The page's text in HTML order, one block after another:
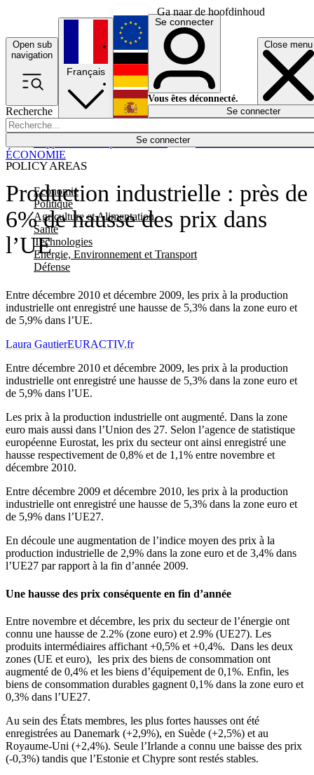
Ga naar de hoofdinhoud
Open sub
navigation
Close menu
Recherche
Se connecter
POLICY AREAS
Economie
Politique
Agriculture et Alimentation
Santé
Technologies
Energie, Environnement et Transport
Défense
Économie
Français
English
Deutsch
Español
Se connecter
Vous êtes déconnecté.
Se connecter
Production industrielle : près de
6% de hausse des prix dans
l’UE
Entre décembre 2010 et décembre 2009, les prix à la production
industrielle ont enregistré une hausse de 5,3% dans la zone euro et
de 5,9% dans l’UE.
ÉCONOMIE
Laura GautierEURACTIV.fr
Entre décembre 2010 et décembre 2009, les prix à la production
industrielle ont enregistré une hausse de 5,3% dans la zone euro et
de 5,9% dans l’UE.
Les prix à la production industrielle ont augmenté. Dans la zone
euro mais aussi dans l’Union des 27. Selon l’agence de statistique
européenne Eurostat, les prix du secteur ont ainsi enregistré une
hausse respectivement de 0,8% et de 1,1% entre novembre et
décembre 2010.
Entre décembre 2009 et décembre 2010, les prix à la production
industrielle ont enregistré une hausse de 5,3% dans la zone euro et
de 5,9% dans l’UE27.
En découle une augmentation de l’indice moyen des prix à la
production industrielle de 2,9% dans la zone euro et de 3,4% dans
l’UE27 par rapport à la fin d’année 2009.
Une hausse des prix conséquente en fin d’année
Entre novembre et décembre, les prix du secteur de l’énergie ont
connu une hausse de 2.2% (zone euro) et 2.9% (UE27). Les
produits intermédiaires affichant +0,5% et +0,4%. Dans les deux
zones (UE et euro), les prix des biens de consommation ont
augmenté de 0,4% et les biens d’équipement de 0,1%. Enfin, les
biens de consommation durables gagnent 0,1% dans la zone euro et
0,3% dans l’UE27.
Au sein des États membres, les plus fortes hausses ont été
enregistrées au Danemark (+2,9%), en Suède (+2,5%) et au
Royaume-Uni (+2,4%). Seule l’Irlande a connu une baisse des prix
(-0,3%) tandis que l’Estonie et Chypre sont restés stables.